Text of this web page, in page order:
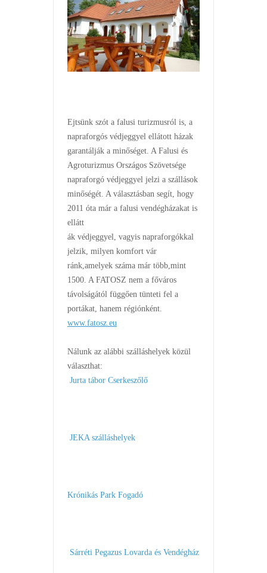
Ejtsünk szót a falusi turizmusról is, a
napraforgós védjeggyel ellátott házak
garantálják a minőséget. A Falusi és
Agroturizmus Országos Szövetsége
napraforgó védjeggyel jelzi a szállások
minőségét. A választásban segít, hogy
2011 óta már a falusi vendégházakat is
ellátt
ák védjeggyel, vagyis napraforgókkal
jelzik, milyen komfort vár
ránk,amelyek száma már több,mint
1500. A FATOSZ nem a főváros
távolságától függően tünteti fel a
portákat, hanem régiónként.
www.fatosz.eu
Nálunk az alábbi szálláshelyek közül
választhat:
Jurta tábor Cserkeszőlő
JEKA szálláshelyek
Krónikás Park Fogadó
Sárréti Pegazus Lovarda és Vendégház